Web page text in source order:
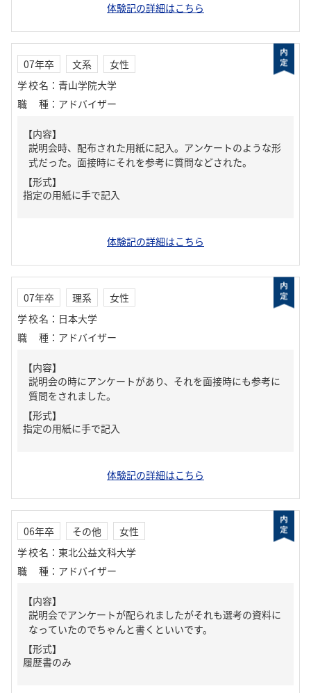
体験記の詳細はこちら
07年卒 文系
女性
学校名 ： 青山学院大学
職種 ： アドバイザー
【内容】
説明会時、配布された用紙に記入。アンケートのような形
式だった。面接時にそれを参考に質問などされた。
【形式】
指定の用紙に手で記入
体験記の詳細はこちら
07年卒 理系
女性
学校名 ： 日本大学
職種 ： アドバイザー
【内容】
説明会の時にアンケートがあり、それを面接時にも参考に
質問をされました。
【形式】
指定の用紙に手で記入
体験記の詳細はこちら
06年卒 その他
女性
学校名 ： 東北公益文科大学
職種 ： アドバイザー
【内容】
説明会でアンケートが配られましたがそれも選考の資料に
なっていたのでちゃんと書くといいです。
【形式】
履歴書のみ